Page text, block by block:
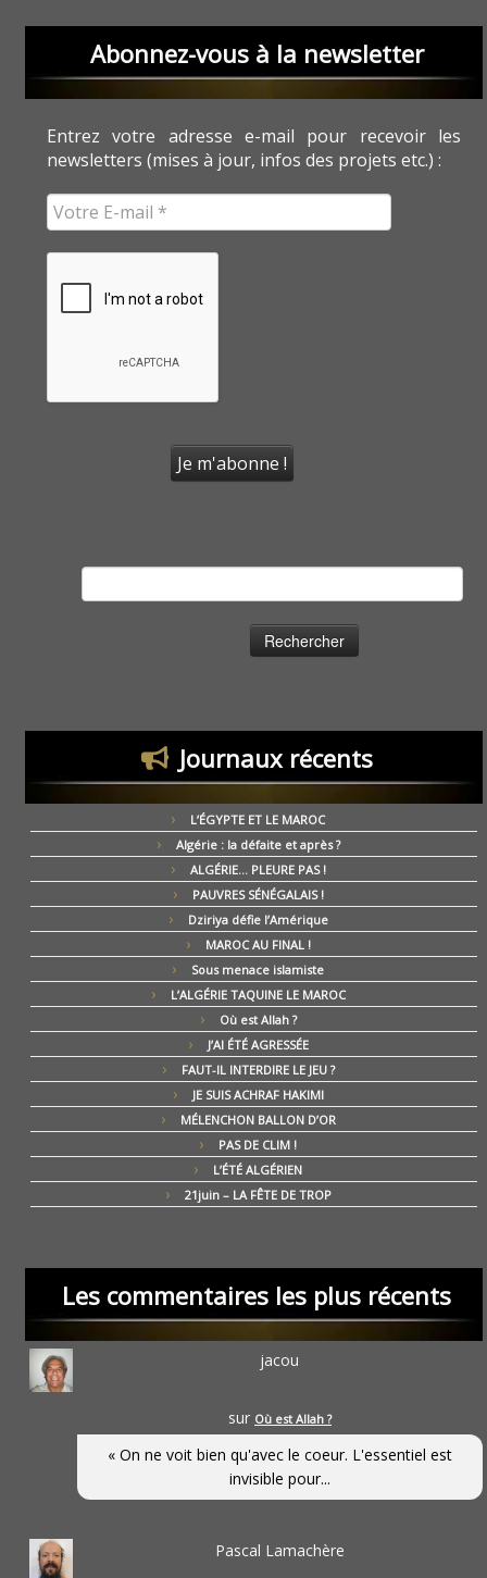
Abonnez-vous à la newsletter
Entrez votre adresse e-mail pour recevoir les
newsletters (mises à jour, infos des projets etc.) :
Journaux récents
L’ÉGYPTE ET LE MAROC
Algérie : la défaite et après ?
ALGÉRIE… PLEURE PAS !
PAUVRES SÉNÉGALAIS !
Dziriya défie l’Amérique
MAROC AU FINAL !
Sous menace islamiste
L’ALGÉRIE TAQUINE LE MAROC
Où est Allah ?
J’AI ÉTÉ AGRESSÉE
FAUT-IL INTERDIRE LE JEU ?
JE SUIS ACHRAF HAKIMI
MÉLENCHON BALLON D’OR
PAS DE CLIM !
L’ÉTÉ ALGÉRIEN
21juin – LA FÊTE DE TROP
Les commentaires les plus récents
jacou
sur Où est Allah ?
« On ne voit bien qu'avec le coeur. L'essentiel est
invisible pour...
Pascal Lamachère